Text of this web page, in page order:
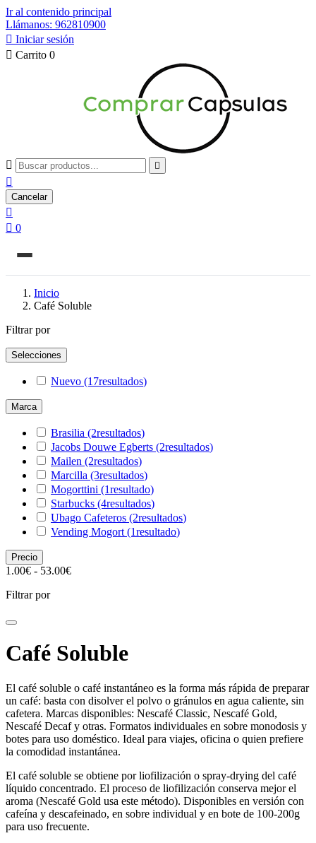
Ir al contenido principal
Llámanos: 962810900
 Iniciar sesión
 Carrito 0
 

Cancelar

 0
Inicio
Café Soluble
Filtrar por
Selecciones
Nuevo (17resultados)
Marca
Brasilia (2resultados)
Jacobs Douwe Egberts (2resultados)
Mailen (2resultados)
Marcilla (3resultados)
Mogorttini (1resultado)
Starbucks (4resultados)
Ubago Cafeteros (2resultados)
Vending Mogort (1resultado)
Precio
1.00€ - 53.00€
Filtrar por
Café Soluble
El café soluble o café instantáneo es la forma más rápida de preparar
un café: basta con disolver el polvo o gránulos en agua caliente, sin
cafetera. Marcas disponibles: Nescafé Classic, Nescafé Gold,
Nescafé Decaf y otras. Formatos individuales en sobre monodosis y
botes para uso doméstico. Ideal para viajes, oficina o quien prefiere
la comodidad instantánea.
El café soluble se obtiene por liofilización o spray-drying del café
líquido concentrado. El proceso de liofilización conserva mejor el
aroma (Nescafé Gold usa este método). Disponibles en versión con
cafeína y descafeinado, en sobre individual y en bote de 100-200g
para uso frecuente.